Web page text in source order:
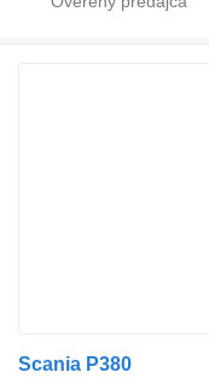
Scania P380